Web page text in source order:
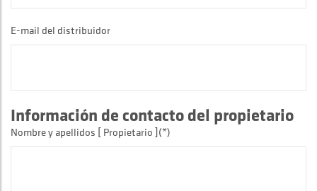
E-mail del distribuidor
Información de contacto del propietario
Nombre y apellidos [ Propietario ](*)